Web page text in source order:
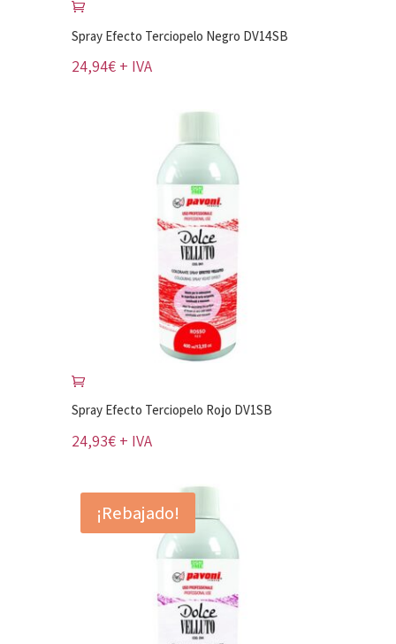
Spray Efecto Terciopelo Negro DV14SB
24,94€ + IVA
Spray Efecto Terciopelo Rojo DV1SB
24,93€ + IVA
¡Rebajado!